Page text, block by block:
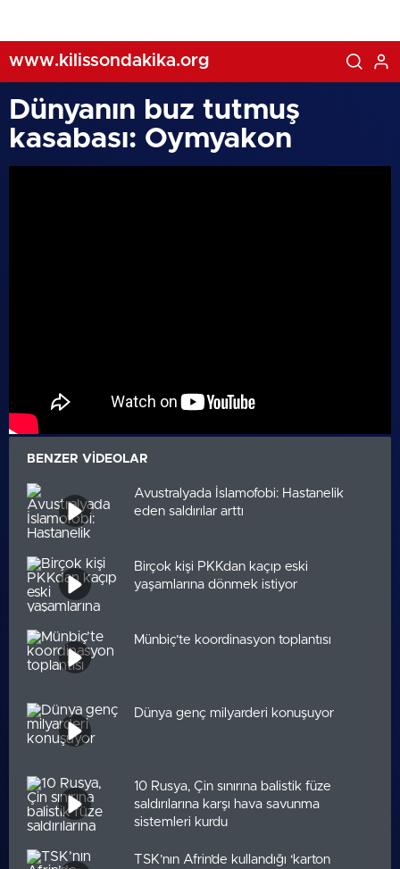
www.kilissondakika.org
Dünyanın buz tutmuş
kasabası: Oymyakon
BENZER VIDEOLAR
Avustralyada İslamofobi: Hastanelik
eden saldırılar arttı
Birçok kişi PKKdan kaçıp eski
yaşamlarına dönmek istiyor
Münbiç’te koordinasyon toplantısı
Dünya genç milyarderi konuşuyor
10 Rusya, Çin sınırına balistik füze
saldırılarına karşı hava savunma
sistemleri kurdu
TSK’nın Afrin’de kullandığı ‘karton